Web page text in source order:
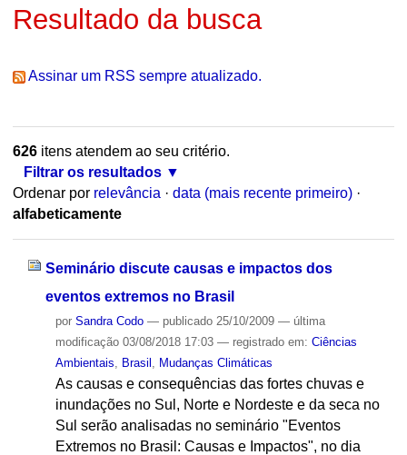
Resultado da busca
Assinar um RSS sempre atualizado.
626itens atendem ao seu critério.
Filtrar os resultados
Ordenar por relevância · data (mais recente primeiro) ·
alfabeticamente
Seminário discute causas e impactos dos
eventos extremos no Brasil
por Sandra Codo — publicado25/10/2009 — última
modificação03/08/2018 17:03 — registrado em: Ciências
Ambientais
Brasil Mudanças Climáticas
As causas e consequências das fortes chuvas e
inundações no Sul, Norte e Nordeste e da seca no
Sul serão analisadas no seminário "Eventos
Extremos no Brasil: Causas e Impactos", no dia